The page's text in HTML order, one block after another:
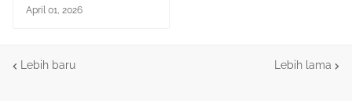
April 01, 2026
Lebih baru Lebih lama